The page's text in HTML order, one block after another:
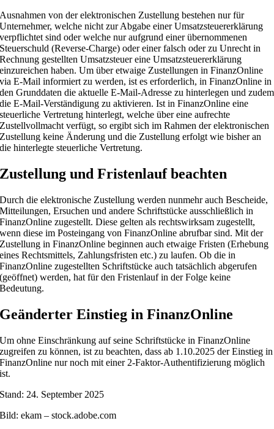
Ausnahmen von der elektronischen Zustellung bestehen nur für
Unternehmer, welche nicht zur Abgabe einer Umsatzsteuererklärung
verpflichtet sind oder welche nur aufgrund einer übernommenen
Steuerschuld (Reverse-Charge) oder einer falsch oder zu Unrecht in
Rechnung gestellten Umsatzsteuer eine Umsatzsteuererklärung
einzureichen haben. Um über etwaige Zustellungen in FinanzOnline
via E-Mail informiert zu werden, ist es erforderlich, in FinanzOnline in
den Grunddaten die aktuelle E-Mail-Adresse zu hinterlegen und zudem
die E-Mail-Verständigung zu aktivieren. Ist in FinanzOnline eine
steuerliche Vertretung hinterlegt, welche über eine aufrechte
Zustellvollmacht verfügt, so ergibt sich im Rahmen der elektronischen
Zustellung keine Änderung und die Zustellung erfolgt wie bisher an
die hinterlegte steuerliche Vertretung.
Zustellung und Fristenlauf beachten
Durch die elektronische Zustellung werden nunmehr auch Bescheide,
Mitteilungen, Ersuchen und andere Schriftstücke ausschließlich in
FinanzOnline zugestellt. Diese gelten als rechtswirksam zugestellt,
wenn diese im Posteingang von FinanzOnline abrufbar sind. Mit der
Zustellung in FinanzOnline beginnen auch etwaige Fristen (Erhebung
eines Rechtsmittels, Zahlungsfristen etc.) zu laufen. Ob die in
FinanzOnline zugestellten Schriftstücke auch tatsächlich abgerufen
(geöffnet) werden, hat für den Fristenlauf in der Folge keine
Bedeutung.
Geänderter Einstieg in FinanzOnline
Um ohne Einschränkung auf seine Schriftstücke in FinanzOnline
zugreifen zu können, ist zu beachten, dass ab 1.10.2025 der Einstieg in
FinanzOnline nur noch mit einer 2-Faktor-Authentifizierung möglich
ist.
Stand: 24. September 2025
Bild: ekam – stock.adobe.com